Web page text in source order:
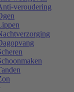
veroudering